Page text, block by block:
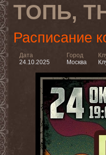
ТОПЬ,
Расписание
Дата
24.10.2025
Город
Москва